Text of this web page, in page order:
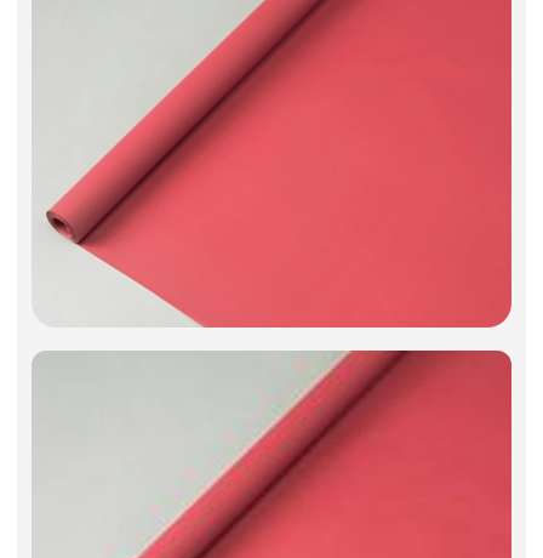
Изделия из металла
Сухоцветы